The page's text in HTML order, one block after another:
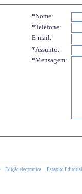
*Nome:
*Telefone:
E-mail:
*Assunto:
*Mensagem:
Edição electrónica Estatuto Editorial